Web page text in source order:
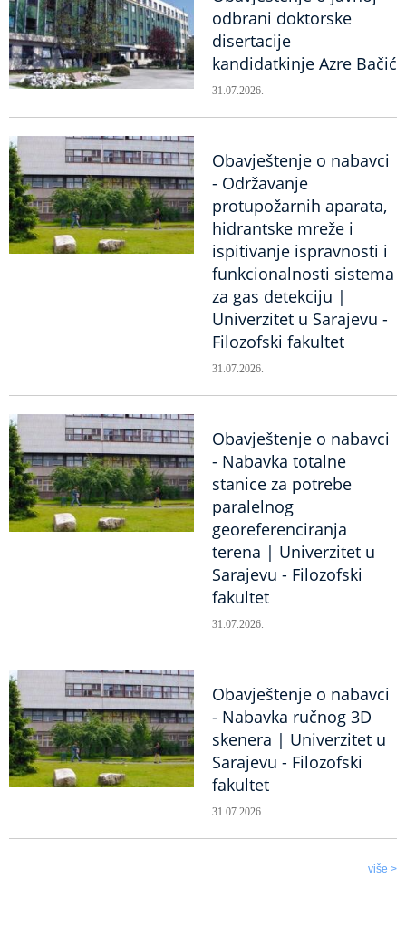
odbrani doktorske
disertacije
kandidatkinje Azre Bačić
31.07.2026.
Obavještenje o nabavci
- Održavanje
protupožarnih aparata,
hidrantske mreže i
ispitivanje ispravnosti i
funkcionalnosti sistema
za gas detekciju |
Univerzitet u Sarajevu -
Filozofski fakultet
31.07.2026.
Obavještenje o nabavci
- Nabavka totalne
stanice za potrebe
paralelnog
georeferenciranja
terena | Univerzitet u
Sarajevu - Filozofski
fakultet
31.07.2026.
Obavještenje o nabavci
- Nabavka ručnog 3D
skenera | Univerzitet u
Sarajevu - Filozofski
fakultet
31.07.2026.
više >